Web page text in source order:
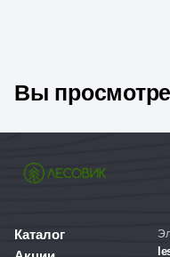
Вы
Каталог